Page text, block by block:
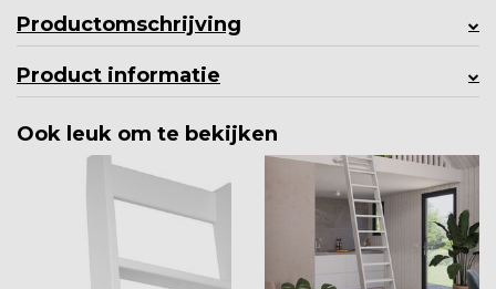
Productomschrijving
Product informatie
Ook leuk om te bekijken